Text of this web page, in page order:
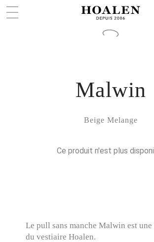
Beige Melange
Malwin
Ce produit n'est plus
Le pull sans manche Malwin est une
du vestiaire Hoalen.